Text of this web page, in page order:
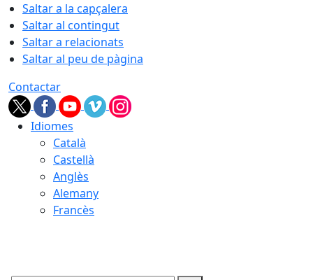
Saltar a la capçalera
Saltar al contingut
Saltar a relacionats
Saltar al peu de pàgina
Contactar
Idiomes
Català
Castellà
Anglès
Alemany
Francès